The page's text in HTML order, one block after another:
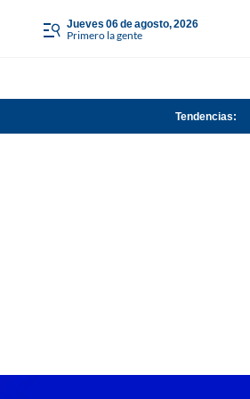
jueves 06 de agosto, 2026
Primero la gente
Tendencias: